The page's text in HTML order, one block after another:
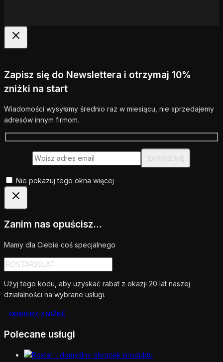
Zapisz się do Newslettera i otrzymaj 10%
zniżki na start
Wiadomości wysyłamy średnio raz w miesiącu, nie sprzedajemy
adresów innym firmom.
Nie pokazuj tego okna więcej
Zanim nas opuścisz...
Mamy dla Ciebie coś specjalnego
Użyj tego kodu, aby uzyskać rabat z okazji 20 lat naszej
działalności na wybrane usługi.
ODBIERZ ZNIŻKĘ
Polecane usługi